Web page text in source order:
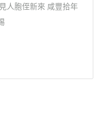
人胞侄新來 咸豐拾年